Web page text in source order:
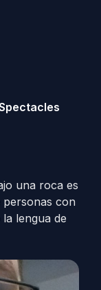
una roca es
personas con
lengua de